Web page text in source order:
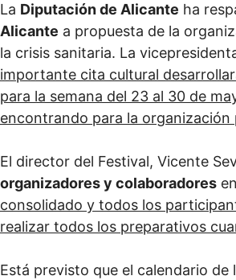
La Diputación de Alicante ha
Alicante a propuesta de la
la crisis sanitaria. La
importante cita cultural
para la semana del 23 al 30 de
encontrando para la organización
El director del Festival, Vicente
organizadores y colaboradores
consolidado y todos los
realizar todos los preparativos
Está previsto que el calendario de